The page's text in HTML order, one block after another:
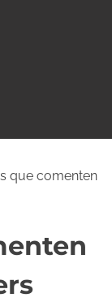
que comenten